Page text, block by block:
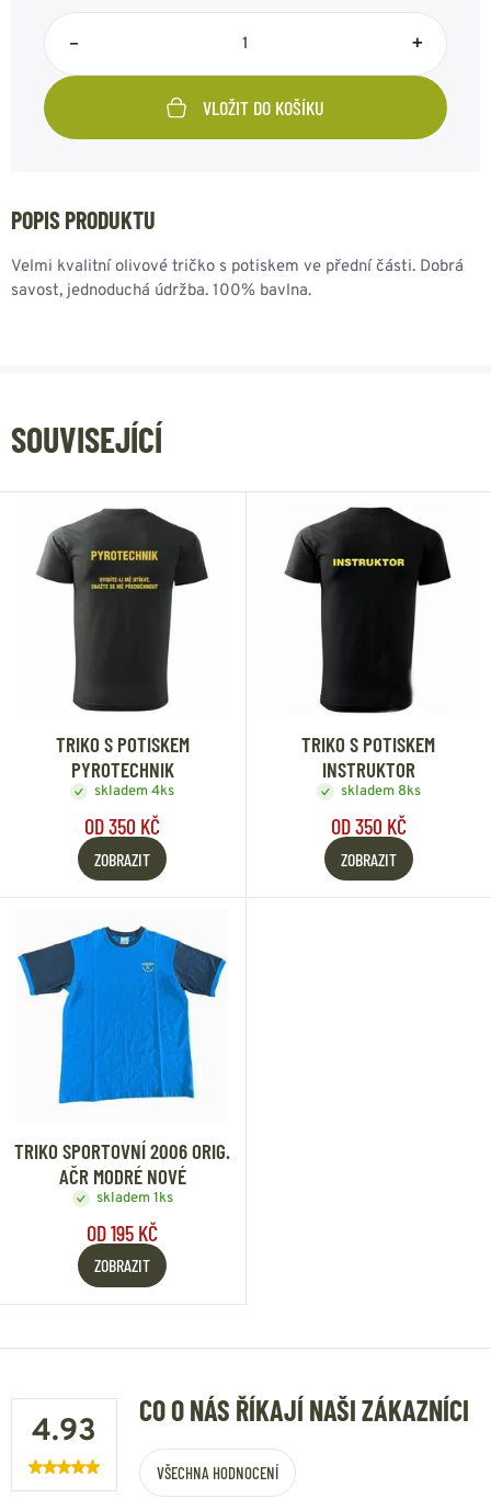
– +
VLOŽIT DO KOŠÍKU
POPIS PRODUKTU
Velmi kvalitní olivové tričko s potiskem ve přední části. Dobrá
savost, jednoduchá údržba. 100% bavlna.
SOUVISEJÍCÍ
TRIKO S POTISKEM
PYROTECHNIK
skladem 4ks
OD 350 KČ
ZOBRAZIT
TRIKO S POTISKEM
INSTRUKTOR
skladem 8ks
OD 350 KČ
ZOBRAZIT
TRIKO SPORTOVNÍ 2006 ORIG.
AČR MODRÉ NOVÉ
skladem 1ks
OD 195 KČ
ZOBRAZIT
4.93
CO O NÁS ŘÍKAJÍ NAŠI ZÁKAZNÍCI
VŠECHNA HODNOCENÍ